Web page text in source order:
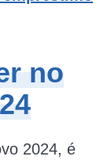
no
2024, é